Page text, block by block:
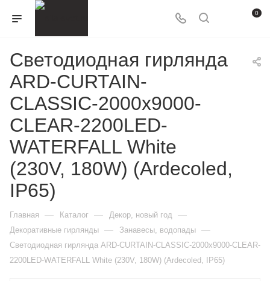
0
Светодиодная гирлянда
ARD-CURTAIN-
CLASSIC-2000x9000-
CLEAR-2200LED-
WATERFALL White
(230V, 180W) (Ardecoled,
IP65)
Главная — Каталог — Декор, новый год —
Декоративные гирлянды — Занавесы, водопады —
Светодиодная гирлянда ARD-CURTAIN-CLASSIC-2000x9000-CLEAR-
2200LED-WATERFALL White (230V, 180W) (Ardecoled, IP65)